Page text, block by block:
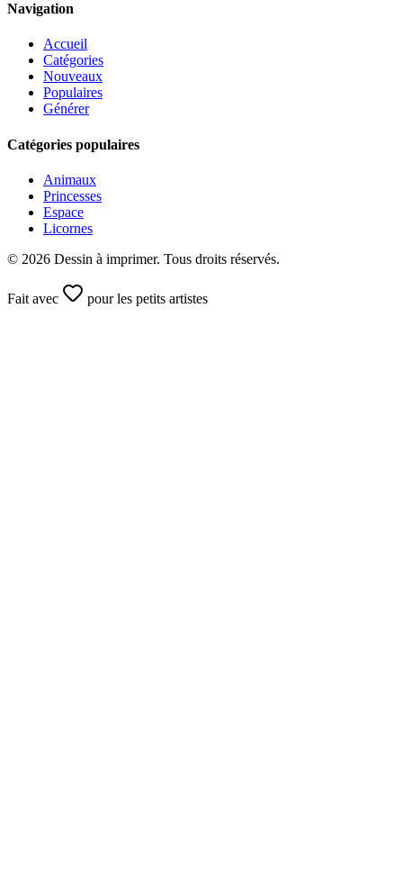
Navigation
Accueil
Catégories
Nouveaux
Populaires
Générer
Catégories populaires
Animaux
Princesses
Espace
Licornes
© 2026 Dessin à imprimer. Tous droits réservés.
Fait avec pour les petits artistes